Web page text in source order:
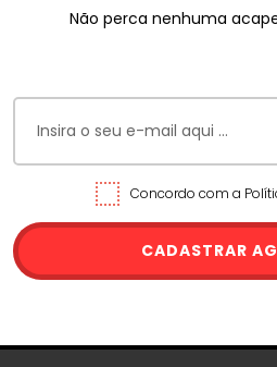
Não perca nenhuma
Concordo com a
CADASTRAR